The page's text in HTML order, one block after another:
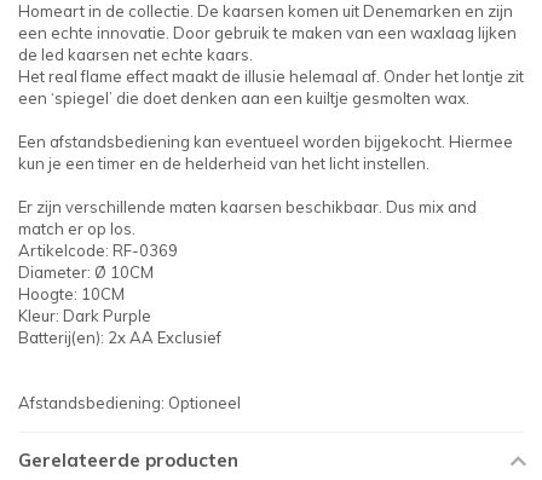
Homeart in de collectie. De kaarsen komen uit Denemarken en zijn
een echte innovatie. Door gebruik te maken van een waxlaag lijken
de led kaarsen net echte kaars.
Het real flame effect maakt de illusie helemaal af. Onder het lontje zit
een ‘spiegel’ die doet denken aan een kuiltje gesmolten wax.
Een afstandsbediening kan eventueel worden bijgekocht. Hiermee
kun je een timer en de helderheid van het licht instellen.
Er zijn verschillende maten kaarsen beschikbaar. Dus mix and
match er op los.
Artikelcode: RF-0369
Diameter: Ø 10CM
Hoogte: 10CM
Kleur: Dark Purple
Batterij(en): 2x AA Exclusief
Afstandsbediening: Optioneel
Gerelateerde producten